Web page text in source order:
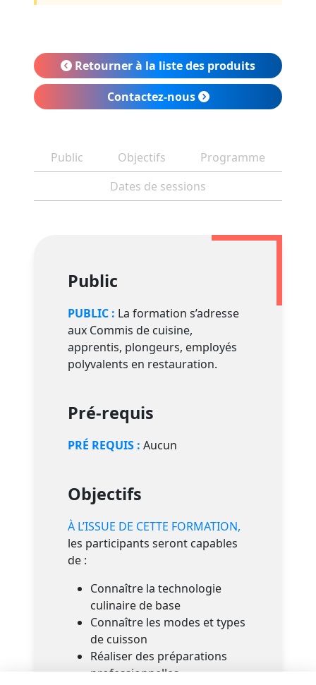
Retourner à la liste des produits
Contactez-nous
Public Objectifs
Programme
Dates de sessions
Public
PUBLIC : La formation s’adresse
aux Commis de cuisine,
apprentis, plongeurs, employés
polyvalents en restauration.
Pré-requis
PRÉ REQUIS : Aucun
Objectifs
À L’ISSUE DE CETTE FORMATION,
les participants seront capables
de :
Connaître la technologie
culinaire de base
Connaître les modes et types
de cuisson
Réaliser des préparations
professionnelles